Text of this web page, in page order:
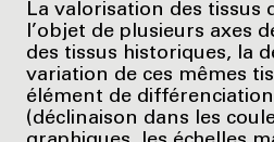
La valorisation des tissus
l’objet de plusieurs axes
des tissus historiques, la
variation de ces mêmes
élément de
(déclinaison dans les